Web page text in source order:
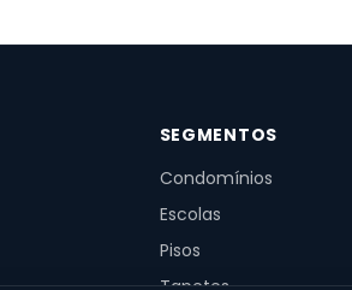
SEGMENTOS
Condomínios
Escolas
Pisos